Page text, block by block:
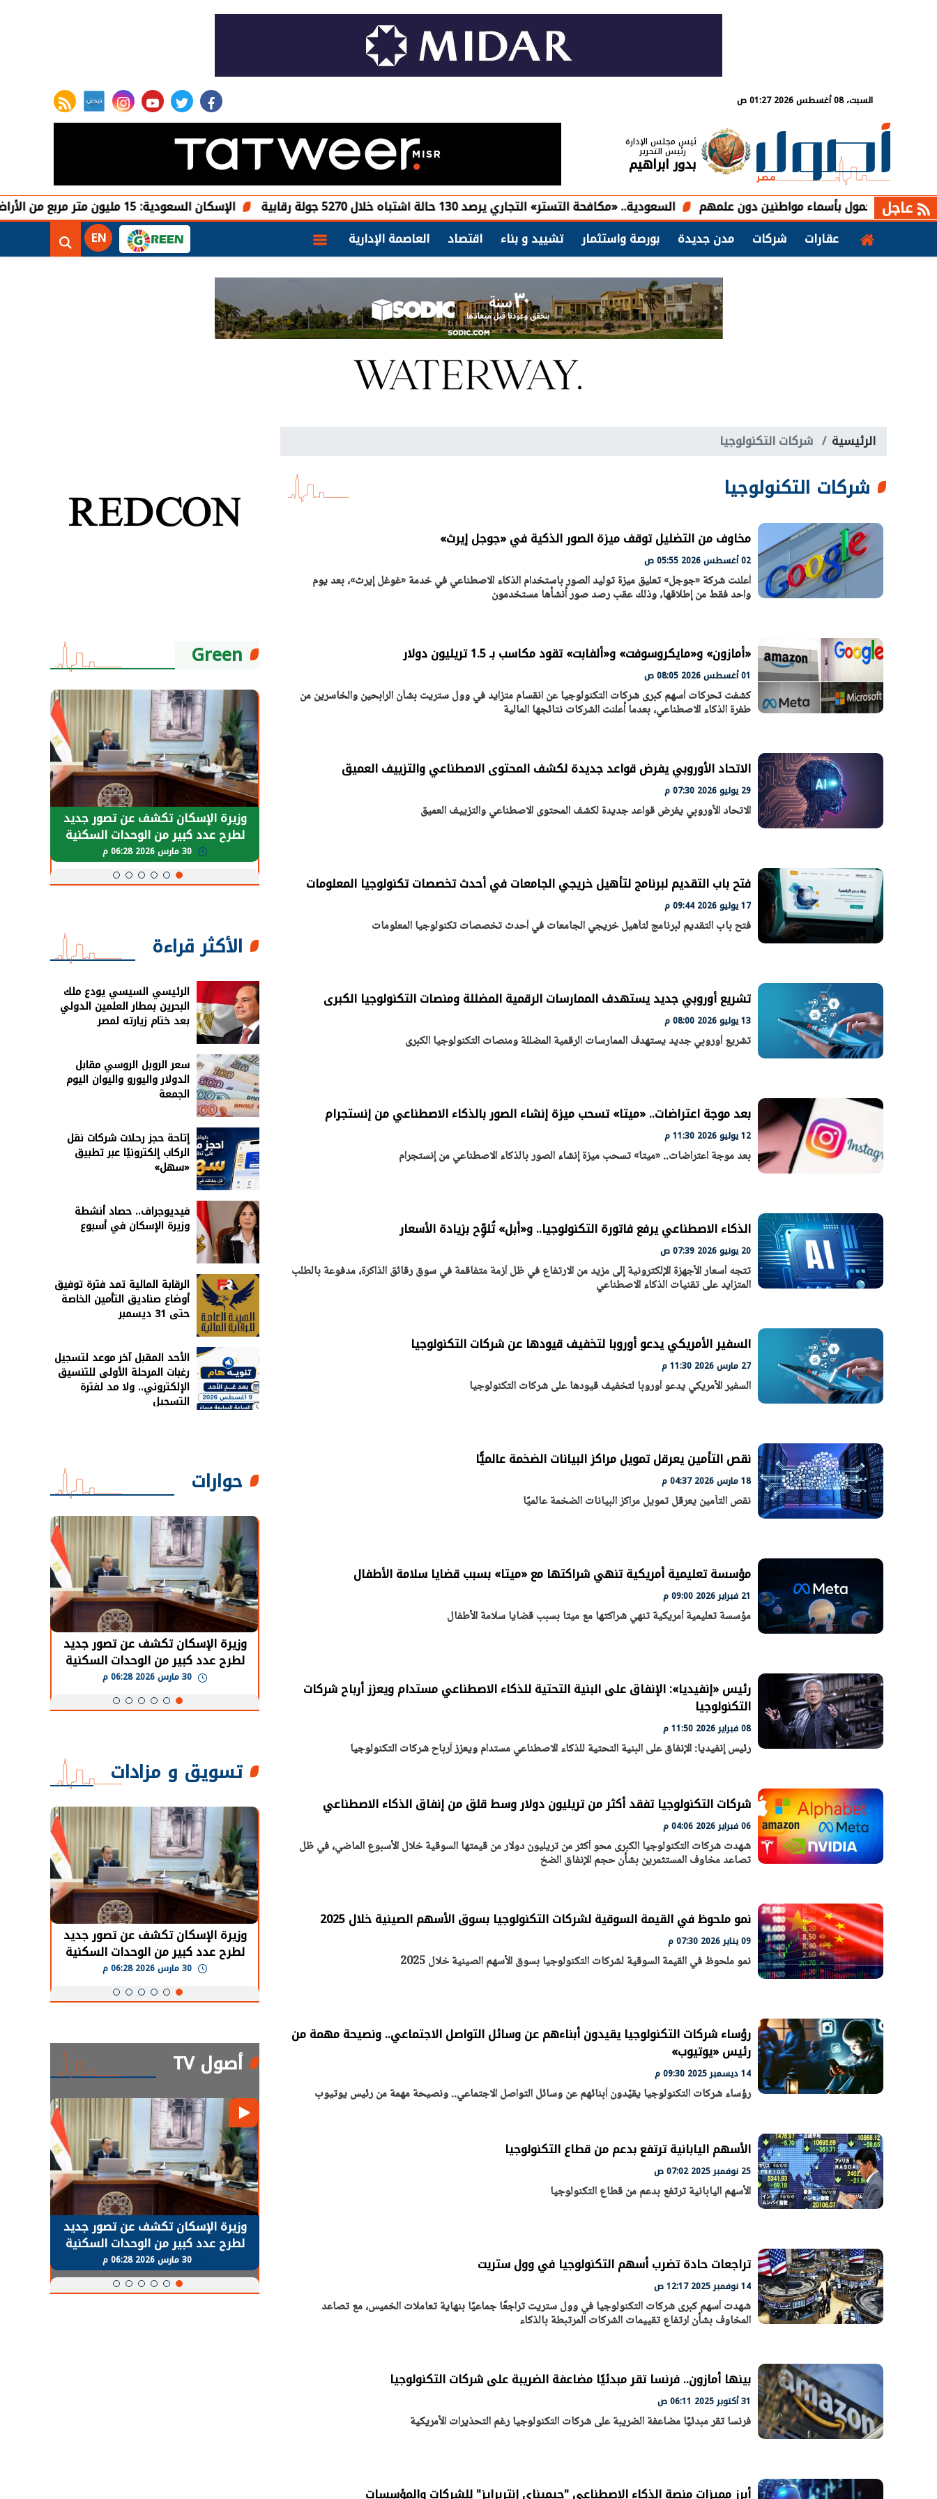
السبت، 08 أغسطس 2026 01:27 ص facebook
twitter
youtube
instagram
rss feed
رئيس مجلس الإدارة
رئيس التحرير
بدور ابراهيم
عاجل الإسكان السعودية: 15 مليون متر مربع من الأراضي البيضاء تدخل التطوير أو التداول في القصيم السعودية.. «مكافحة التستر» التجاري يرصد 130 حالة اشتباه خلال 5270 جولة رقابية
بأسماء مواطنين دون علمهم
عقارات
شركات مدن جديدة بورصة واستثمار تشييد و بناء اقتصاد العاصمة الإدارية EN
الرئيسية شركات التكنولوجيا
شركات التكنولوجيا
مخاوف من التضليل توقف ميزة الصور الذكية في «جوجل إيرث»
02 أغسطس 2026 05:55 ص
أعلنت شركة «جوجل» تعليق ميزة توليد الصور باستخدام الذكاء الاصطناعي في خدمة «غوغل إيرث»، بعد يوم
واحد فقط من إطلاقها، وذلك عقب رصد صور أنشأها مستخدمون
«أمازون» و«مايكروسوفت» و«ألفابت» تقود مكاسب بـ 1.5 تريليون دولار
01 أغسطس 2026 08:05 ص
كشفت تحركات أسهم كبرى شركات التكنولوجيا عن انقسام متزايد في وول ستريت بشأن الرابحين والخاسرين من
طفرة الذكاء الاصطناعي، بعدما أعلنت الشركات نتائجها المالية
الاتحاد الأوروبي يفرض قواعد جديدة لكشف المحتوى الاصطناعي والتزييف العميق
29 يوليو 2026 07:30 م
الاتحاد الأوروبي يفرض قواعد جديدة لكشف المحتوى الاصطناعي والتزييف العميق
فتح باب التقديم لبرنامج لتأهيل خريجي الجامعات في أحدث تخصصات تكنولوجيا المعلومات
17 يوليو 2026 09:44 م
فتح باب التقديم لبرنامج لتأهيل خريجي الجامعات في أحدث تخصصات تكنولوجيا المعلومات
تشريع أوروبي جديد يستهدف الممارسات الرقمية المضللة ومنصات التكنولوجيا الكبرى
13 يوليو 2026 08:00 م
تشريع أوروبي جديد يستهدف الممارسات الرقمية المضللة ومنصات التكنولوجيا الكبرى
بعد موجة اعتراضات.. «ميتا» تسحب ميزة إنشاء الصور بالذكاء الاصطناعي من إنستجرام
12 يوليو 2026 11:30 م
بعد موجة اعتراضات.. «ميتا» تسحب ميزة إنشاء الصور بالذكاء الاصطناعي من إنستجرام
الذكاء الاصطناعي يرفع فاتورة التكنولوجيا.. و«أبل» تُلوِّح بزيادة الأسعار
20 يونيو 2026 07:39 ص
تتجه أسعار الأجهزة الإلكترونية إلى مزيد من الارتفاع في ظل أزمة متفاقمة في سوق رقائق الذاكرة، مدفوعة بالطلب
المتزايد على تقنيات الذكاء الاصطناعي
السفير الأمريكي يدعو أوروبا لتخفيف قيودها عن شركات التكنولوجيا
27 مارس 2026 11:30 م
السفير الأمريكي يدعو أوروبا لتخفيف قيودها على شركات التكنولوجيا
نقص التأمين يعرقل تمويل مراكز البيانات الضخمة عالميًّا
18 مارس 2026 04:37 م
نقص التأمين يعرقل تمويل مراكز البيانات الضخمة عالميًا
مؤسسة تعليمية أمريكية تنهي شراكتها مع «ميتا» بسبب قضايا سلامة الأطفال
21 فبراير 2026 09:00 م
مؤسسة تعليمية أمريكية تنهي شراكتها مع ميتا بسبب قضايا سلامة الأطفال
رئيس «إنفيديا»: الإنفاق على البنية التحتية للذكاء الاصطناعي مستدام ويعزز أرباح شركات
التكنولوجيا
08 فبراير 2026 11:50 م
رئيس إنفيديا: الإنفاق على البنية التحتية للذكاء الاصطناعي مستدام ويعزز أرباح شركات التكنولوجيا
شركات التكنولوجيا تفقد أكثر من تريليون دولار وسط قلق من إنفاق الذكاء الاصطناعي
06 فبراير 2026 04:06 م
شهدت شركات التكنولوجيا الكبرى محو أكثر من تريليون دولار من قيمتها السوقية خلال الأسبوع الماضي، في ظل
تصاعد مخاوف المستثمرين بشأن حجم الإنفاق الضخ
نمو ملحوظ في القيمة السوقية لشركات التكنولوجيا بسوق الأسهم الصينية خلال 2025
09 يناير 2026 07:30 م
نمو ملحوظ في القيمة السوقية لشركات التكنولوجيا بسوق الأسهم الصينية خلال 2025
رؤساء شركات التكنولوجيا يقيدون أبناءهم عن وسائل التواصل الاجتماعي.. ونصيحة مهمة من
رئيس «يوتيوب»
14 ديسمبر 2025 09:30 م
رؤساء شركات التكنولوجيا يقيّدون أبنائهم عن وسائل التواصل الاجتماعي.. ونصيحة مهمة من رئيس يوتيوب
الأسهم اليابانية ترتفع بدعم من قطاع التكنولوجيا
25 نوفمبر 2025 07:02 ص
الأسهم اليابانية ترتفع بدعم من قطاع التكنولوجيا
تراجعات حادة تضرب أسهم التكنولوجيا في وول ستريت
14 نوفمبر 2025 12:17 ص
شهدت أسهم كبرى شركات التكنولوجيا في وول ستريت تراجعًا جماعيًا بنهاية تعاملات الخميس، مع تصاعد
المخاوف بشأن ارتفاع تقييمات الشركات المرتبطة بالذكاء
بينها أمازون.. فرنسا تقر مبدئيًا مضاعفة الضريبة على شركات التكنولوجيا
31 أكتوبر 2025 06:11 ص
فرنسا تقر مبدئيًا مضاعفة الضريبة على شركات التكنولوجيا رغم التحذيرات الأمريكية
أبرز مميزات منصة الذكاء الاصطناعي "جيميناي إنتربرايز" للشركات والمؤسسات
Green
الرئيس السيسي: تداعيات خطيرة على
الاقتصاد العالمي وأسعار الوقود حال
رئيس الوزراء يتابع الإجراءات الخاصة وزيرة الإسكان تكشف عن تصور جديد
لطرح عدد كبير من الوحدات السكنية
بنظام الإيجار
الأكثر قراءة
الرئيسي السيسي يودع ملك
البحرين بمطار العلمين الدولي
بعد ختام زيارته لمصر
سعر الروبل الروسي مقابل
الدولار واليورو واليوان اليوم
الجمعة
إتاحة حجز رحلات شركات نقل
الركاب إلكترونيًا عبر تطبيق
«سهل»
فيديوجراف.. حصاد أنشطة
وزيرة الإسكان في أسبوع
الرقابة المالية تمد فترة توفيق
أوضاع صناديق التأمين الخاصة
حتى 31 ديسمبر
الأحد المقبل آخر موعد لتسجيل
رغبات المرحلة الأولى للتنسيق
الإلكتروني.. ولا مد لفترة
التسجيل
حوارات
استمرار الأزمة في الشرق الأوسط
30 مارس 2026 05:06 م بوصفها مركزًا إقليميًّا للطاقة
وزيرة الإسكان تكشف عن تصور جديد
لطرح عدد كبير من الوحدات السكنية
بنظام الإيجار
تسويق و مزادات
الرئيس السيسي: تداعيات خطيرة على
الاقتصاد العالمي وأسعار الوقود حال
استمرار الأزمة في الشرق الأوسط
30 مارس 2026 05:06 م
رئيس الوزراء يتابع الإجراءات الخاصة
بتنفيذ التوجيهات الرئاسية بطرح وحدات
سكنية بالإيجار للمواطنين
30 مارس 2026 04:40 م
واسع.. والبترول: مصر تعزز مكانتها
بوصفها مركزًا إقليميًّا للطاقة
30 مارس 2026 03:59 م
وزيرة الإسكان تكشف عن تصور جديد
لطرح عدد كبير من الوحدات السكنية
بنظام الإيجار
أصول TV
الاقتصاد العالمي وأسعار الوقود حال
استمرار الأزمة في الشرق الأوسط
30 مارس 2026 05:06 م سكنية بالإيجار للمواطنين
30 مارس 2026 04:40 م
وزيرة الإسكان تكشف عن تصور جديد
لطرح عدد كبير من الوحدات السكنية
بنظام الإيجار